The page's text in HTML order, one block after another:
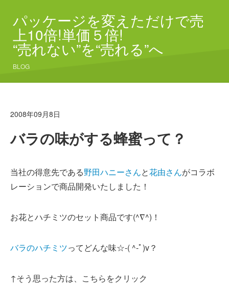
パッケージを変えただけで売
上10倍!単価５倍!
“売れない”を“売れる”へ
BLOG
2008年09月8日
バラの味がする蜂蜜って？
当社の得意先である野田ハニーさんと花由さんがコラボ
レーションで商品開発いたしました！
お花とハチミツのセット商品です(^∇^)！
バラのハチミツってどんな味☆-( ^-ﾟ)v？
↑そう思った方は、こちらをクリック